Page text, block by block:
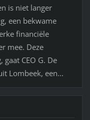
is niet langer
een bekwame
financiële
mee. Deze
CEO G. De
Lombeek, een...